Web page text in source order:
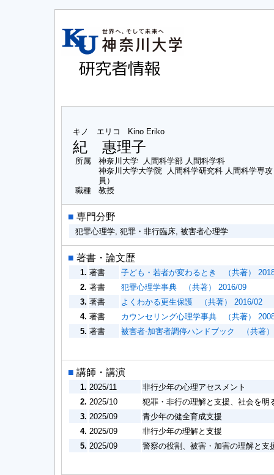
キノ エリコ Kino Eriko
紀 惠理子
所属
神奈川大学 人間科学部 人間科学科
神奈川大学大学院 人間科学研究科 人間科学専
員）
職種
教授
■ 専門分野
犯罪心理学, 犯罪・非行臨床, 被害者心理学
■ 著書・論文歴
1. 著書
子ども・若者が変わるとき （共著）
2. 著書
犯罪心理学事典 （共著） 2016/09
3. 著書
よくわかる更生保護 （共著） 2016/02
4. 著書
カウンセリング心理学事典 （共著）
5. 著書 被害者-加害者調停ハンドブック （共著
■ 講師・講演
1. 2025/11
非行少年の心理アセスメント
2. 2025/10
犯罪・非行の理解と支援、社会を明
3. 2025/09
青少年の健全育成支援
4. 2025/09
非行少年の理解と支援
5. 2025/09 警察の役割、被害・加害の理解と支